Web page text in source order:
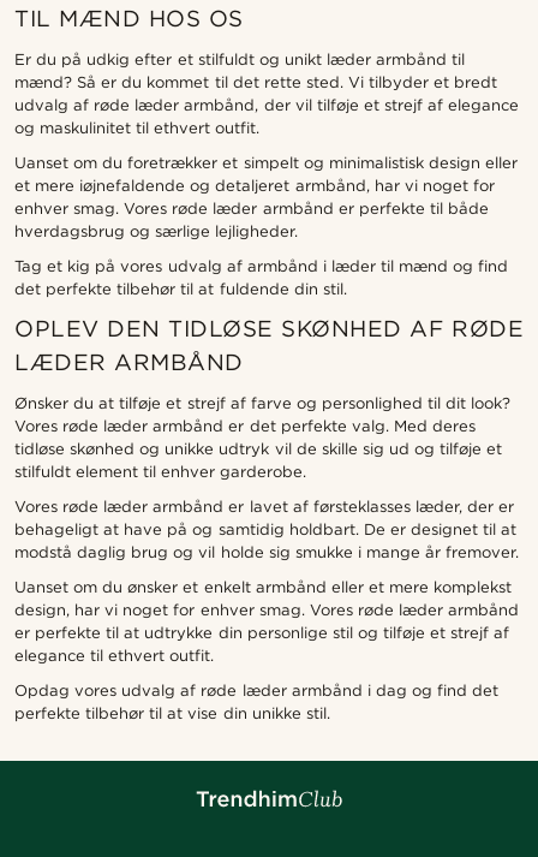
TIL MÆND HOS OS
Er du på udkig efter et stilfuldt og unikt læder armbånd til
mænd? Så er du kommet til det rette sted. Vi tilbyder et bredt
udvalg af røde læder armbånd, der vil tilføje et strejf af elegance
og maskulinitet til ethvert outfit.
Uanset om du foretrækker et simpelt og minimalistisk design eller
et mere iøjnefaldende og detaljeret armbånd, har vi noget for
enhver smag. Vores røde læder armbånd er perfekte til både
hverdagsbrug og særlige lejligheder.
Tag et kig på vores udvalg af armbånd i læder til mænd og find
det perfekte tilbehør til at fuldende din stil.
OPLEV DEN TIDLØSE SKØNHED AF RØDE
LÆDER ARMBÅND
Ønsker du at tilføje et strejf af farve og personlighed til dit look?
Vores røde læder armbånd er det perfekte valg. Med deres
tidløse skønhed og unikke udtryk vil de skille sig ud og tilføje et
stilfuldt element til enhver garderobe.
Vores røde læder armbånd er lavet af førsteklasses læder, der er
behageligt at have på og samtidig holdbart. De er designet til at
modstå daglig brug og vil holde sig smukke i mange år fremover.
Uanset om du ønsker et enkelt armbånd eller et mere komplekst
design, har vi noget for enhver smag. Vores røde læder armbånd
er perfekte til at udtrykke din personlige stil og tilføje et strejf af
elegance til ethvert outfit.
Opdag vores udvalg af røde læder armbånd i dag og find det
perfekte tilbehør til at vise din unikke stil.